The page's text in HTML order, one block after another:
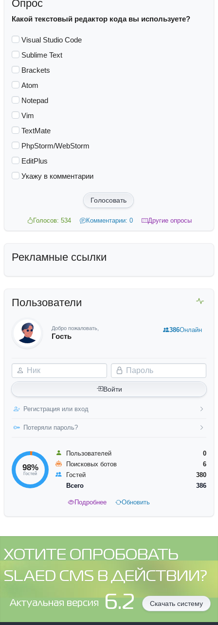
Опрос
Какой текстовый редактор кода вы используете?
Visual Studio Code
Sublime Text
Brackets
Atom
Notepad
Vim
TextMate
PhpStorm/WebStorm
EditPlus
Укажу в комментарии
Голосовать
Голосов: 534 Комментарии: 0 Другие опросы
Рекламные ссылки
Пользователи
Добро пожаловать,
Гость
Ник Пароль
Войти
Регистрация или вход
Потеряли пароль?
386Онлайн
98%
Гостей
Пользователей
0
Поисковых ботов
6
Гостей
380
Всего
386
Подробнее Обновить
ХОТИТЕ ОПРОБОВАТЬ
SLAED CMS В ДЕЙСТВИИ?
Aктуальная версия 6.2 Скачать систему